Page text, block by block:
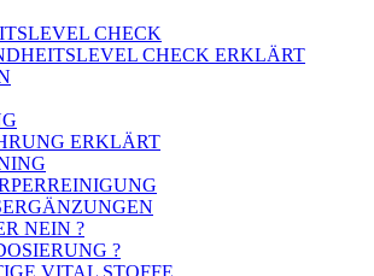
CHECK
CHECK ERKLÄRT
ERKLÄRT
NEIN ?
?